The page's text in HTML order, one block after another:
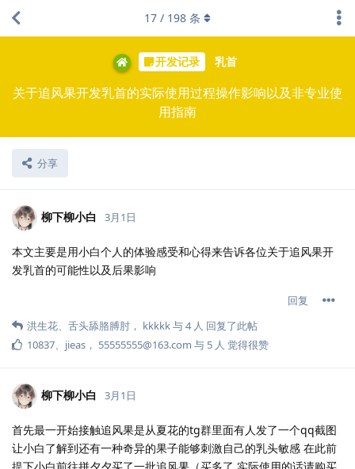
开发记录 乳首
关于追风果开发乳首的实际使用过程操作影响以及非专业使
用指南
分享
17 / 198 条
柳下柳小白 3月1日
本文主要是用小白个人的体验感受和心得来告诉各位关于追风果开
发乳首的可能性以及后果影响
回复
洪生花、 舌头舔胳膊肘 ， kkkkk与4人 回复了此帖
10837、 jieas ， 55555555@163.​com 与 5 人 觉得很赞
柳下柳小白 3月1日
首先最一开始接触追风果是从夏花的tg群里面有人发了一个qq截图
让小白了解到还有一种奇异的果子能够刺激自己的乳头敏感 在此前